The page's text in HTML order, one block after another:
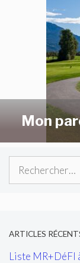
Mon
Rechercher :
ARTICLES
Liste MR+DéFI